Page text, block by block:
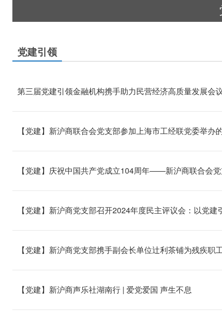
党建引领
第三届党建引领金融机构携手助力民营经济高质量发展会
【党建】新沪商联合会党支部参加上海市工经联党委举
【党建】庆祝中国共产党成立104周年——新沪商联合会
【党建】新沪商党支部召开2024年度民主评议会：以党
【党建】新沪商党支部携手副会长单位辻利茶铺为残疾职
【党建】新沪商声乐社湖南行 | 爱党爱国 声生不息